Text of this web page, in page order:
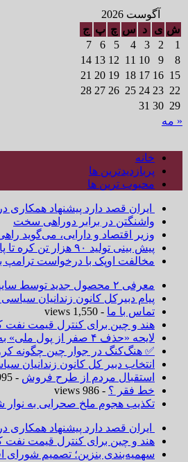
آگوست 2026
ش ی د س چ پ ج
1
2
3
4
5
6
7
8
9
10
11
12
13
14
15
16
17
18
19
20
21
22
23
24
25
26
27
28
29
30
31
« مه
خانه
پربازدیدترین ها
محبوب ترین ها
ایران قصد دارد پیشنهاد همکاری
واشنگتن در برابر دوراهی سخت
وزیر اقتصاد و دارایی، می‌گوید
پیش بینی تولید ۹۰ هزار تن کره تا پایان سال
مخالفت اوپک با درخواست ترامپ
معرفی ۲ محصول جدید توسط سایپا/ تولید انبوه “کوئیک S “و “ساینا S ” آغاز شد
پیام دبیرکل کانون زندانیان
تماس با ما - 1,550 views
هند و چین برای کنترل قیمت
لایحه «حذف ۴ صفر از پول ملی» به مجلس رفت
✅ هنگ‌کنگ در جوار چین چگونه
انتخاب دبیر کل کانون زندانیان
استقبال مردم از طرح فروش - 995 views
خط فقر ؟ - 986 views
تکذیب هجوم ملخ صحرایی به نوار
ایران قصد دارد پیشنهاد همکاری
هند و چین برای کنترل قیمت
سهمیه‌بندی بنزین؛ تصمیم